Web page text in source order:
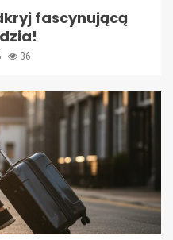
fascynującą
36